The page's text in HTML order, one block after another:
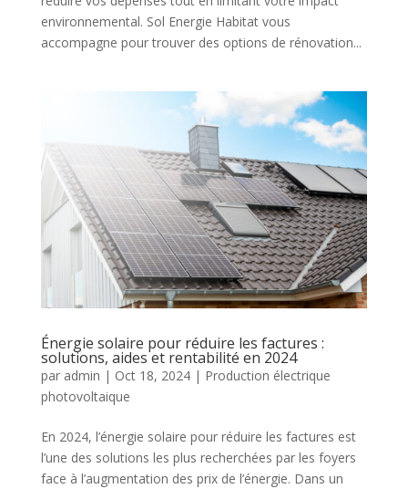
environnemental. Sol Energie Habitat vous
accompagne pour trouver des options de rénovation...
Énergie solaire pour réduire les factures :
solutions, aides et rentabilité en 2024
par admin | Oct 18, 2024| Production électrique
photovoltaique
En 2024, l’énergie solaire pour réduire les factures est
l’une des solutions les plus recherchées par les foyers
face à l’augmentation des prix de l’énergie. Dans un